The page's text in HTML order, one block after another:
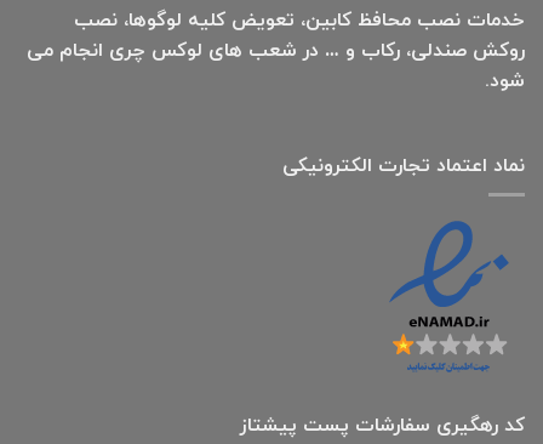
خدمات نصب محافظ کابین، تعویض کلیه لوگوها، نصب
روکش صندلی، رکاب و … در شعب های لوکس چری انجام می
شود.
نماد اعتماد تجارت الكترونیكی
کد رهگیری سفارشات پست پیشتاز